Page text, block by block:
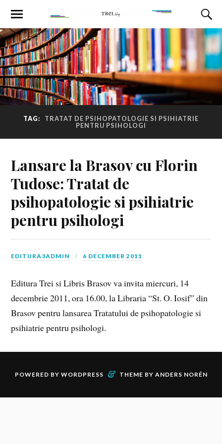
TAG:
TRATAT DE PSIHOPATOLOGIE SI PSIHIATRIE
PENTRU PSIHOLOGI
Lansare la Brasov cu Florin
Tudose: Tratat de
psihopatologie si psihiatrie
pentru psihologi
EDITURA3ADMIN 6 DECEMBER 2011
Editura Trei si Libris Brasov va invita miercuri, 14
decembrie 2011, ora 16.00, la Libraria “St. O. Iosif” din
Brasov pentru lansarea Tratatului de psihopatologie si
psihiatrie pentru psihologi.
POWERED BY WORDPRESS & THEME BY ANDERS NORÉN